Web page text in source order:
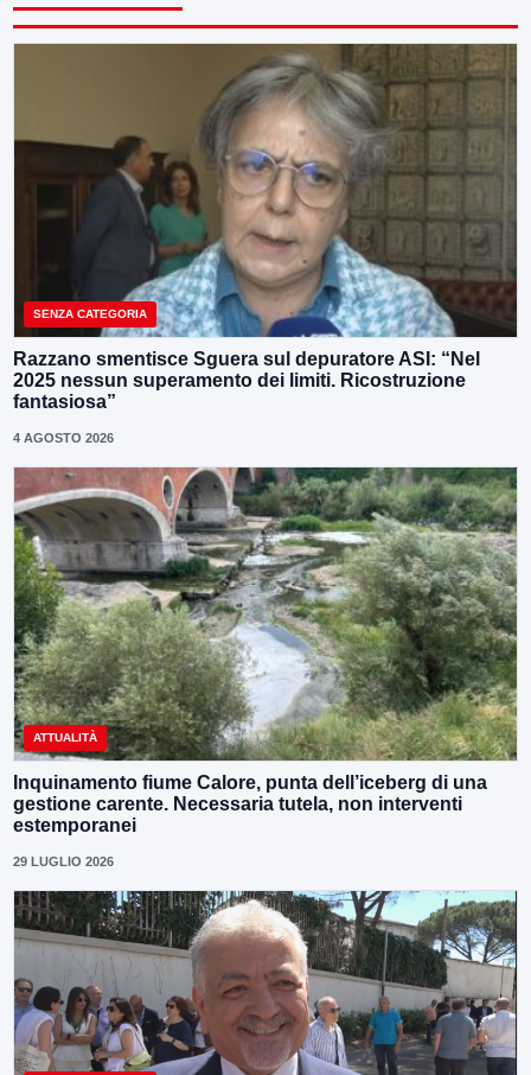
SENZA CATEGORIA
Razzano smentisce Sguera sul depuratore ASI: “Nel
2025 nessun superamento dei limiti. Ricostruzione
fantasiosa”
4 AGOSTO 2026
ATTUALITÀ
Inquinamento fiume Calore, punta dell’iceberg di una
gestione carente. Necessaria tutela, non interventi
estemporanei
29 LUGLIO 2026